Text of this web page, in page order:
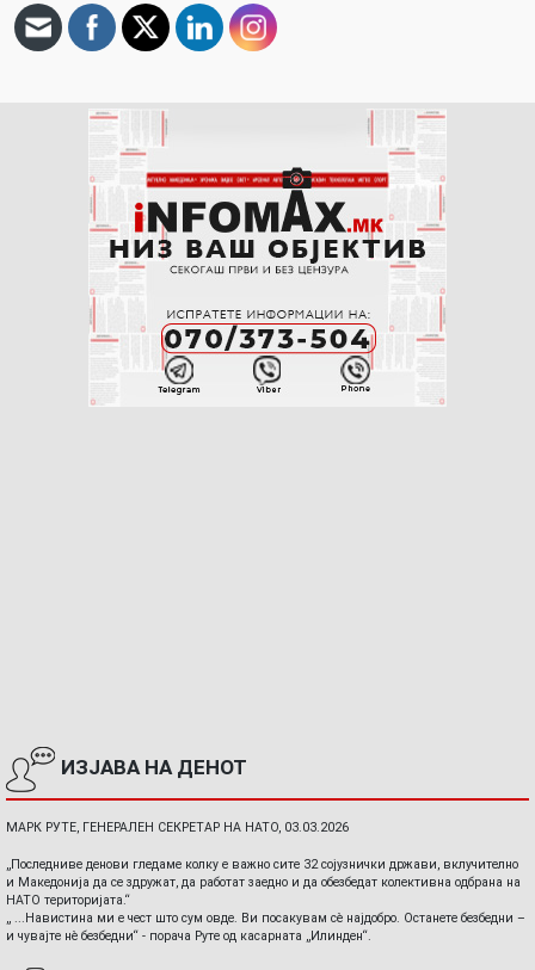
ИЗЈАВА НА ДЕНОТ
МАРК РУТЕ, ГЕНЕРАЛЕН СЕКРЕТАР НА НАТО, 03.03.2026
„Последниве денови гледаме колку е важно сите 32 сојузнички држави, вклучително
и Македонија да се здружат, да работат заедно и да обезбедат колективна одбрана на
НАТО територијата.“
„ ...Навистина ми е чест што сум овде. Ви посакувам сè најдобро. Останете безбедни –
и чувајте нè безбедни“ - порача Руте од касарната „Илинден“.